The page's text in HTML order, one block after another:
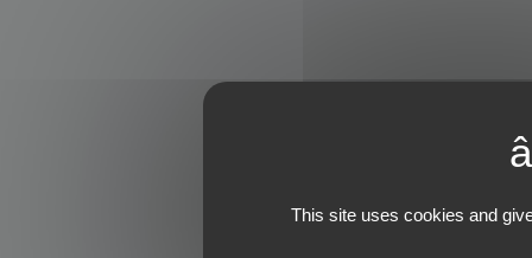
This site uses cookies and